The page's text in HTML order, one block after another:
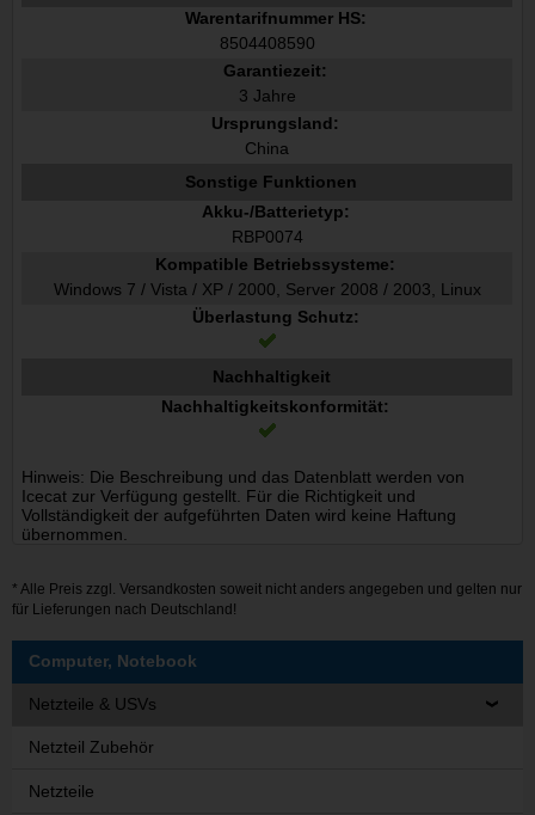
Warentarifnummer HS:
8504408590
Garantiezeit:
3 Jahre
Ursprungsland:
China
Sonstige Funktionen
Akku-/Batterietyp:
RBP0074
Kompatible Betriebssysteme:
Windows 7 / Vista / XP / 2000, Server 2008 / 2003, Linux
Überlastung Schutz:
Nachhaltigkeit
Nachhaltigkeitskonformität:
Hinweis: Die Beschreibung und das Datenblatt werden von
Icecat zur Verfügung gestellt. Für die Richtigkeit und
Vollständigkeit der aufgeführten Daten wird keine Haftung
übernommen.
* Alle Preis zzgl. Versandkosten soweit nicht anders angegeben und gelten nur
für Lieferungen nach Deutschland!
Computer, Notebook
Netzteile & USVs
Netzteil Zubehör
Netzteile